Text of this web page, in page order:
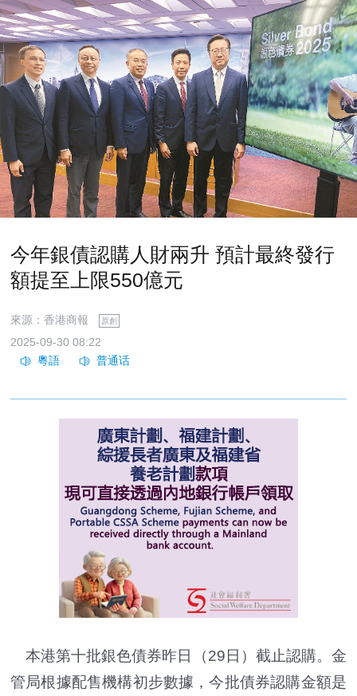
今年銀債認購人財兩升 預計最終發行
額提至上限550億元
來源：香港商報 原創
2025-09-30 08:22
本港第十批銀色債券昨日（29日）截止認購。金
管局根據配售機構初步數據，今批債券認購金額是